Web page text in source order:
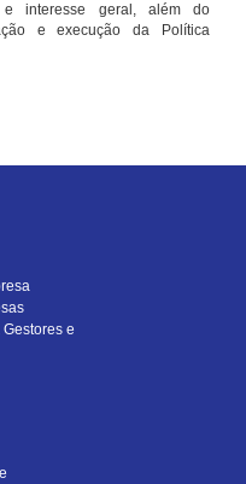
e interesse geral, além do
e execução da Política
e